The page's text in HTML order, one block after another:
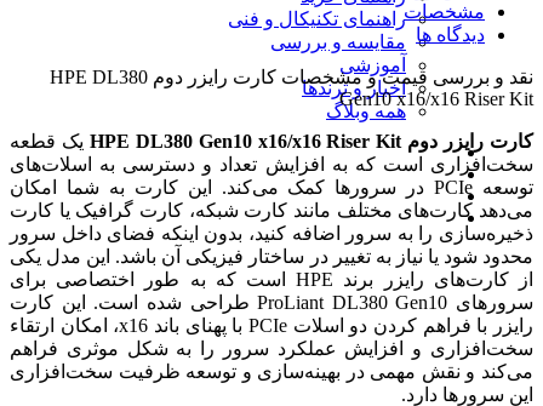
راهنمای تکنیکال و فنی
مقایسه و بررسی
آموزشی
اخبار و ترندها
همه وبلاگ
مشخصات
دیدگاه ها
نقد و بررسی
قیمت و مشخصات کارت رایزر دوم HPE DL380
Gen10 x16/x16 Riser Kit
کارت رایزر دوم HPE DL380 Gen10 x16/x16 Riser Kit
یک قطعه
سخت‌افزاری است که به افزایش تعداد و دسترسی به اسلات‌های
توسعه PCIe در سرورها کمک می‌کند. این کارت به شما امکان
می‌دهد کارت‌های مختلف مانند کارت شبکه، کارت گرافیک یا کارت
ذخیره‌سازی را به سرور اضافه کنید، بدون اینکه فضای داخل سرور
محدود شود یا نیاز به تغییر در ساختار فیزیکی آن باشد. این مدل یکی
از کارت‌های رایزر برند HPE است که به طور اختصاصی برای
سرورهای ProLiant DL380 Gen10 طراحی شده است. این کارت
رایزر با فراهم کردن دو اسلات PCIe با پهنای باند x16، امکان ارتقاء
سخت‌افزاری و افزایش عملکرد سرور را به شکل موثری فراهم
می‌کند و نقش مهمی در بهینه‌سازی و توسعه ظرفیت سخت‌افزاری
این سرورها دارد.